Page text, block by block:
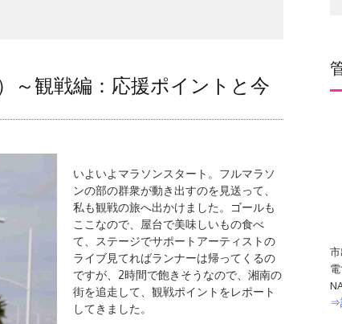
～観戦編：応援ポイントと今
いよいよマラソンスタート。フルマラソ
ンの部の群衆が動き出すのを見送って、
私も観戦の旅へ出かけました。ゴールも
ここなので、屋台で美味しいもの食べ
て、ステージでサポートアーティストの
ライブ見てればランナーは帰ってくるの
ですが、2時間で飽きそうなので、湘南の
街を追走して、観戦ポイントをレポート
してきました。
⇒